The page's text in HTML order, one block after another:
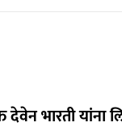
भारती यांना